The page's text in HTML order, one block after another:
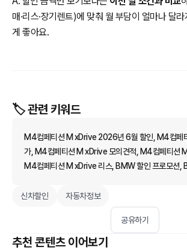
매·리스·장기렌트)에 맞춰 월 부담이 얼마나 달
게 좋아요.
🏷️ 관련 키워드
M4컴페티션 M xDrive 2026년 6월 할인, M4컴페
가, M4컴페티션 M xDrive 모의견적, M4컴페티션
M4컴페티션 M xDrive 리스, BMW 할인 프로모션,
신차할인 자동차정보
공유하기
추천 콘텐츠 이어보기